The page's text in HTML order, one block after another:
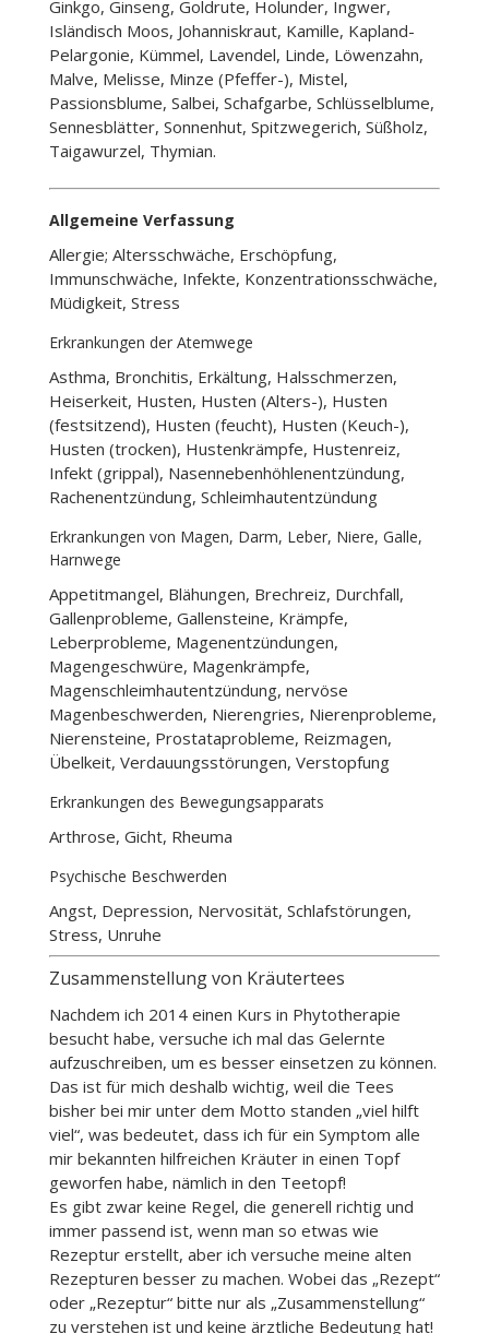
Ginkgo, Ginseng, Goldrute, Holunder, Ingwer,
Isländisch Moos, Johanniskraut, Kamille, Kapland-
Pelargonie, Kümmel, Lavendel, Linde, Löwenzahn,
Malve, Melisse, Minze (Pfeffer-), Mistel,
Passionsblume, Salbei, Schafgarbe, Schlüsselblume,
Sennesblätter, Sonnenhut, Spitzwegerich, Süßholz,
Taigawurzel, Thymian.
Allgemeine Verfassung
Allergie; Altersschwäche, Erschöpfung,
Immunschwäche, Infekte, Konzentrationsschwäche,
Müdigkeit, Stress
Erkrankungen der Atemwege
Asthma, Bronchitis, Erkältung, Halsschmerzen,
Heiserkeit, Husten, Husten (Alters-), Husten
(festsitzend), Husten (feucht), Husten (Keuch-),
Husten (trocken), Hustenkrämpfe, Hustenreiz,
Infekt (grippal), Nasennebenhöhlenentzündung,
Rachenentzündung, Schleimhautentzündung
Erkrankungen von Magen, Darm, Leber, Niere, Galle,
Harnwege
Appetitmangel, Blähungen, Brechreiz, Durchfall,
Gallenprobleme, Gallensteine, Krämpfe,
Leberprobleme, Magenentzündungen,
Magengeschwüre, Magenkrämpfe,
Magenschleimhautentzündung, nervöse
Magenbeschwerden, Nierengries, Nierenprobleme,
Nierensteine, Prostataprobleme, Reizmagen,
Übelkeit, Verdauungsstörungen, Verstopfung
Erkrankungen des Bewegungsapparats
Arthrose, Gicht, Rheuma
Psychische Beschwerden
Angst, Depression, Nervosität, Schlafstörungen,
Stress, Unruhe
Zusammenstellung von Kräutertees
Nachdem ich 2014 einen Kurs in Phytotherapie
besucht habe, versuche ich mal das Gelernte
aufzuschreiben, um es besser einsetzen zu können.
Das ist für mich deshalb wichtig, weil die Tees
bisher bei mir unter dem Motto standen „viel hilft
viel“, was bedeutet, dass ich für ein Symptom alle
mir bekannten hilfreichen Kräuter in einen Topf
geworfen habe, nämlich in den Teetopf!
Es gibt zwar keine Regel, die generell richtig und
immer passend ist, wenn man so etwas wie
Rezeptur erstellt, aber ich versuche meine alten
Rezepturen besser zu machen. Wobei das „Rezept“
oder „Rezeptur“ bitte nur als „Zusammenstellung“
zu verstehen ist und keine ärztliche Bedeutung hat!